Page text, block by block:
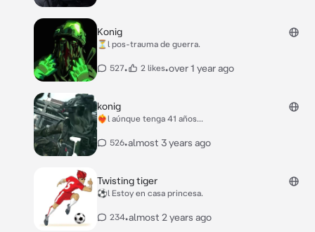
Konig
⏳l pos-trauma de guerra.
527• 2 likes•over 1 year ago
konig
❤️‍🔥l aúnque tenga 41 años...
526•almost 3 years ago
Twisting tiger
⚽l Estoy en casa princesa.
234•almost 2 years ago